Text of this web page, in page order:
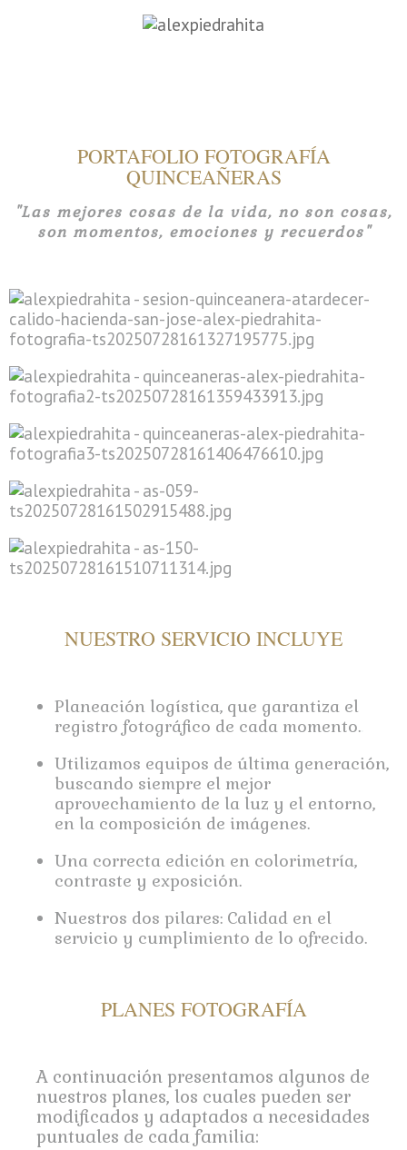
PORTAFOLIO FOTOGRAFÍA
QUINCEAÑERAS
"Las mejores cosas de la vida, no son cosas,
son momentos, emociones y recuerdos"
NUESTRO SERVICIO INCLUYE
Planeación logística, que garantiza el
registro fotográfico de cada momento.
Utilizamos equipos de última generación,
buscando siempre el mejor
aprovechamiento de la luz y el entorno,
en la composición de imágenes.
Una correcta edición en colorimetría,
contraste y exposición.
Nuestros dos pilares: Calidad en el
servicio y cumplimiento de lo ofrecido.
PLANES FOTOGRAFÍA
A continuación presentamos algunos de
nuestros planes, los cuales pueden ser
modificados y adaptados a necesidades
puntuales de cada familia: